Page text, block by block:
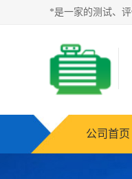
公司首页